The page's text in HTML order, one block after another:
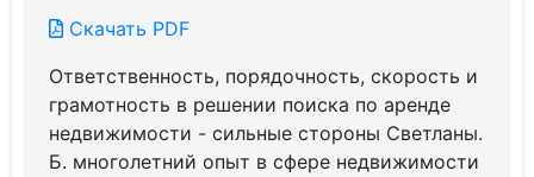
Скачать PDF
Ответственность, порядочность, скорость и
грамотность в решении поиска по аренде
недвижимости - сильные стороны Светланы.
Б. многолетний опыт в сфере недвижимости